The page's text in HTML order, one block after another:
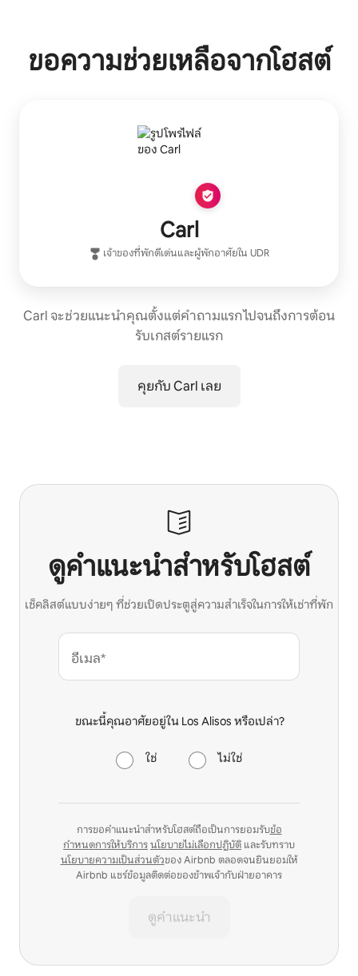
ขอความช่วยเหลือจากโฮสต์
Carl
เจ้าของที่พักดีเด่นและผู้พักอาศัยใน UDR
Carl จะช่วยแนะนำคุณตั้งแต่คำถามแรก ไปจนถึงการต้อน
รับเกสต์รายแรก
คุยกับ Carl เลย
ดูคำแนะนำสำหรับโฮสต์
เช็คลิสต์แบบง่ายๆ ที่ช่วยเปิดประตูสู่ความสำเร็จในการให้เช่าที่พัก
อีเมล*
ขณะนี้คุณอาศัยอยู่ใน Los Alisos หรือเปล่า?
ใช่ ไม่ใช่
การขอคำแนะนำสำหรับโฮสต์ถือเป็นการยอมรับข้อ
กำหนดการให้บริการนโยบายไม่เลือกปฏิบัติ และรับทราบ
นโยบายความเป็นส่วนตัวของ Airbnb ตลอดจนยินยอมให้
Airbnb แชร์ข้อมูลติดต่อของข้าพเจ้ากับฝ่ายอาคาร
ดูคำแนะนำ